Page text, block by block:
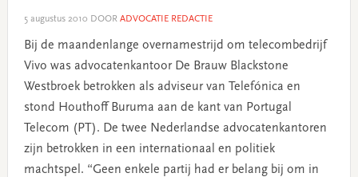
5 augustus 2010 DOOR ADVOCATIE REDACTIE
Bij de maandenlange overnamestrijd om telecombedrijf
Vivo was advocatenkantoor De Brauw Blackstone
Westbroek betrokken als adviseur van Telefónica en
stond Houthoff Buruma aan de kant van Portugal
Telecom (PT). De twee Nederlandse advocatenkantoren
zijn betrokken in een internationaal en politiek
machtspel. “Geen enkele partij had er belang bij om in